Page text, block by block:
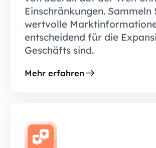
Einschränkungen. Sammeln
wertvolle
entscheidend für die
Geschäfts sind.
Mehr erfahren